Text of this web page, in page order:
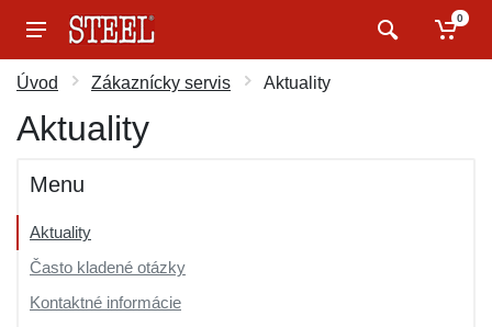
0
Úvod Zákaznícky servis Aktuality
Aktuality
Menu
Aktuality
Často kladené otázky
Kontaktné informácie